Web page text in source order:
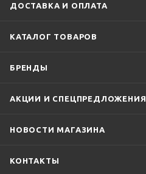
ДОСТАВКА И ОПЛАТА
КАТАЛОГ ТОВАРОВ
БРЕНДЫ
АКЦИИ И СПЕЦПРЕДЛОЖЕНИЯ
НОВОСТИ МАГАЗИНА
КОНТАКТЫ